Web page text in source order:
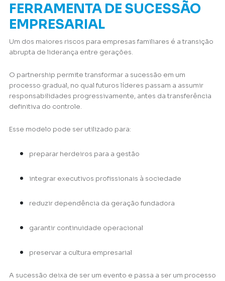
FERRAMENTA DE SUCESSÃO
EMPRESARIAL
Um dos maiores riscos para empresas familiares é a transição
abrupta de liderança entre gerações.
O partnership permite transformar a sucessão em um
processo gradual, no qual futuros líderes passam a assumir
responsabilidades progressivamente, antes da transferência
definitiva do controle.
Esse modelo pode ser utilizado para:
preparar herdeiros para a gestão
integrar executivos profissionais à sociedade
reduzir dependência da geração fundadora
garantir continuidade operacional
preservar a cultura empresarial
A sucessão deixa de ser um evento e passa a ser um processo